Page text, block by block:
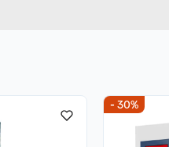
- 30%